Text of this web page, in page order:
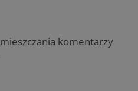
komentarzy